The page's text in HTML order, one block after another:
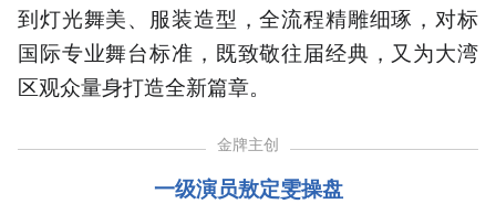
到灯光舞美、服装造型，全流程精雕细琢，对标
国际专业舞台标准，既致敬往届经典，又为大湾
区观众量身打造全新篇章。
金牌主创
一级演员敖定雯操盘